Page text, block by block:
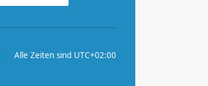
Alle Zeiten sind UTC+02:00